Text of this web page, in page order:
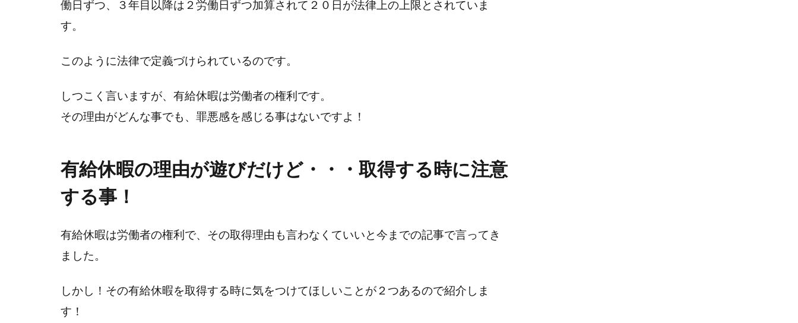
働日ずつ、３年目以降は２労働日ずつ加算されて２０日が法律上の上限とされていま
す。
このように法律で定義づけられているのです。
しつこく言いますが、有給休暇は労働者の権利です。
その理由がどんな事でも、罪悪感を感じる事はないですよ！
有給休暇の理由が遊びだけど・・・取得する時に注意
する事！
有給休暇は労働者の権利で、その取得理由も言わなくていいと今までの記事で言ってき
ました。
しかし！その有給休暇を取得する時に気をつけてほしいことが２つあるので紹介しま
す！